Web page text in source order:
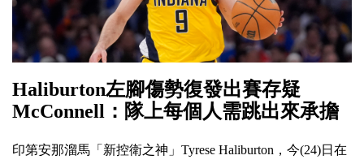
Haliburton左腳傷勢復發出賽存疑
McConnell：隊上每個人需跳出來承擔
印第安那溜馬「新控衛之神」Tyrese Haliburton，今(24)日在